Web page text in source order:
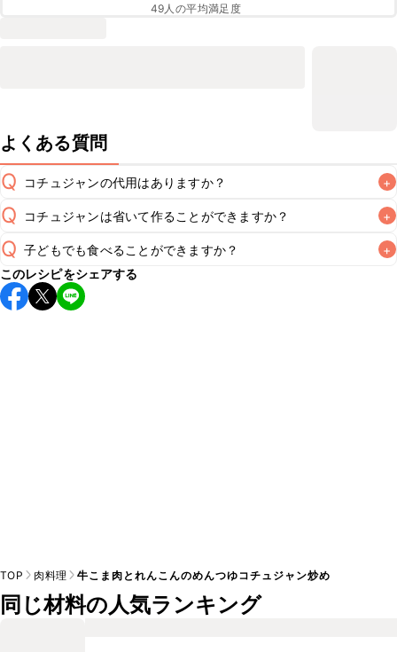
49人の平均満足度
よくある質問
Q コチュジャンの代用はありますか？ +
A
Q コチュジャンは省いて作ることができますか？ +
A
使用量が少ない場合は省いてもお作りいただけますが、メイ
ンの味付けとして使用している場合は省くと味がぼやける可
能性があるため、
Q 子どもでも食べることができますか？ +
コチュジャンは甘辛い風味が特徴の食材なため、お子様や辛
い味付けが苦手な方は風味や刺激を強く感じる可能性がござ
このレシピをシェアする
TOP 肉料理 牛こま肉とれんこんのめんつゆコチュジャン炒め
同じ材料の人気ランキング